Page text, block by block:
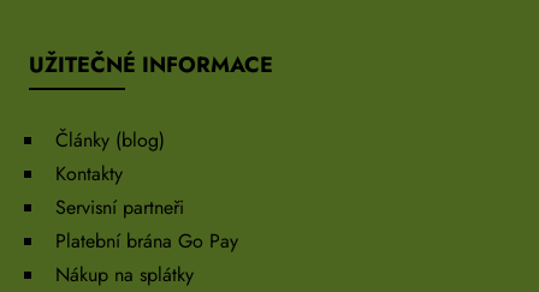
UŽITEČNÉ INFORMACE
Články (blog)
Kontakty
Servisní partneři
Platební brána Go Pay
Nákup na splátky